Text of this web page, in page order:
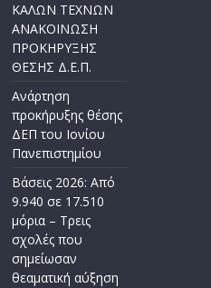
ΚΑΛΩΝ ΤΕΧΝΩΝ
ΑΝΑΚΟΙΝΩΣΗ
ΠΡΟΚΗΡΥΞΗΣ
ΘΕΣΗΣ Δ.Ε.Π.
Ανάρτηση
προκήρυξης θέσης
ΔΕΠ του Ιονίου
Πανεπιστημίου
Βάσεις 2026: Από
9.940 σε 17.510
μόρια – Τρεις
σχολές που
σημείωσαν
θεαματική αύξηση